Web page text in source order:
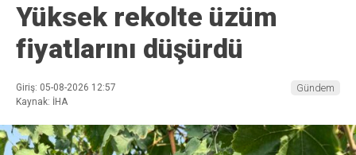
Yüksek rekolte üzüm
fiyatlarını düşürdü
Giriş: 05-08-2026 12:57
Kaynak: İHA
Gündem